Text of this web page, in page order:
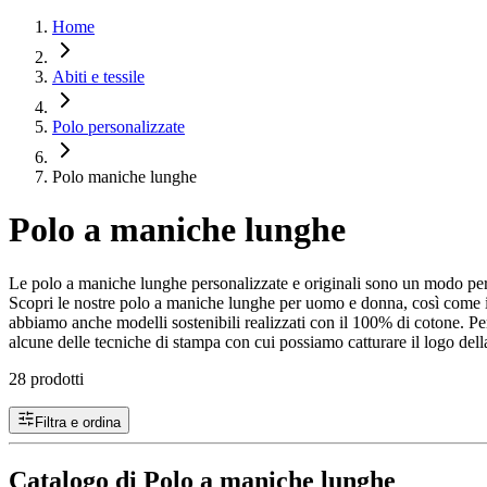
Home
Abiti e tessile
Polo personalizzate
Polo maniche lunghe
Polo a maniche lunghe
Le polo a maniche lunghe personalizzate e originali sono un modo
Scopri le nostre polo a maniche lunghe per uomo e donna, così
abbiamo anche modelli sostenibili realizzati con il 100% di cotone.
alcune delle tecniche di stampa con cui possiamo catturare il logo
28 prodotti
Filtra e ordina
Catalogo di Polo a maniche lunghe